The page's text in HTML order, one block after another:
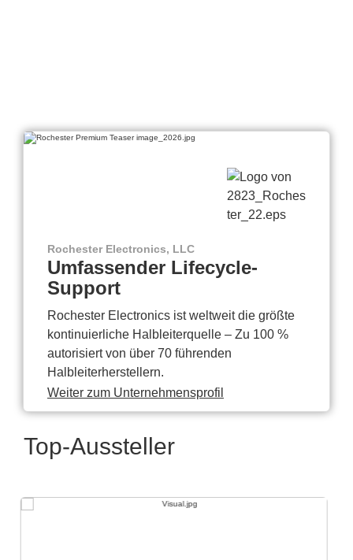
Rochester Electronics, LLC
Umfassender Lifecycle-
Support
Rochester Electronics ist weltweit die größte
kontinuierliche Halbleiterquelle – Zu 100 %
autorisiert von über 70 führenden
Halbleiterherstellern.
Weiter zum Unternehmensprofil
Top-Aussteller